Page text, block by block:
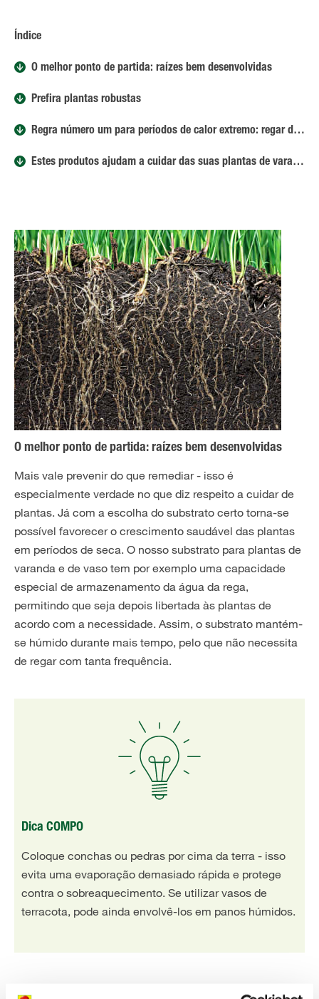
Índice
O melhor ponto de partida: raízes bem desenvolvidas
Prefira plantas robustas
Regra número um para períodos de calor extremo: regar de forma inteligente
Estes produtos ajudam a cuidar das suas plantas de varanda
O melhor ponto de partida: raízes bem desenvolvidas
Mais vale prevenir do que remediar - isso é
especialmente verdade no que diz respeito a cuidar de
plantas. Já com a escolha do substrato certo torna-se
possível favorecer o crescimento saudável das plantas
em períodos de seca. O nosso substrato para plantas de
varanda e de vaso tem por exemplo uma capacidade
especial de armazenamento da água da rega,
permitindo que seja depois libertada às plantas de
acordo com a necessidade. Assim, o substrato mantém-
se húmido durante mais tempo, pelo que não necessita
de regar com tanta frequência.
Dica COMPO
Coloque conchas ou pedras por cima da terra - isso
evita uma evaporação demasiado rápida e protege
contra o sobreaquecimento. Se utilizar vasos de
terracota, pode ainda envolvê-los em panos húmidos.